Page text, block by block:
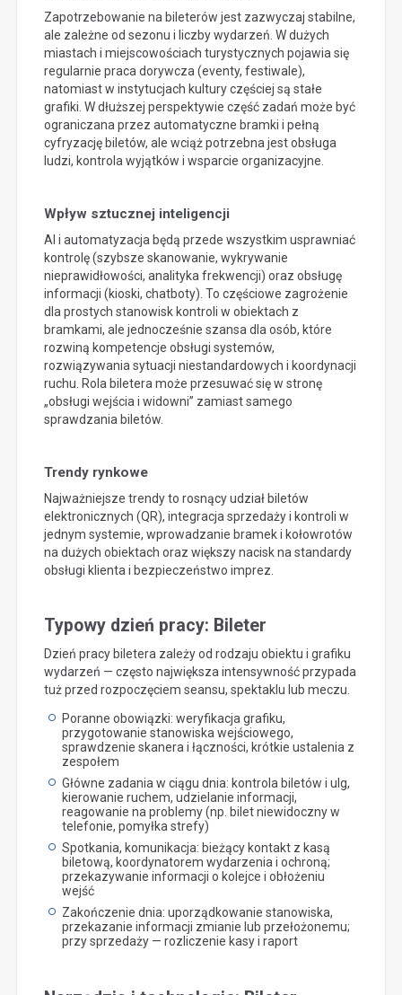
Zapotrzebowanie na bileterów jest zazwyczaj stabilne,
ale zależne od sezonu i liczby wydarzeń. W dużych
miastach i miejscowościach turystycznych pojawia się
regularnie praca dorywcza (eventy, festiwale),
natomiast w instytucjach kultury częściej są stałe
grafiki. W dłuższej perspektywie część zadań może być
ograniczana przez automatyczne bramki i pełną
cyfryzację biletów, ale wciąż potrzebna jest obsługa
ludzi, kontrola wyjątków i wsparcie organizacyjne.
Wpływ sztucznej inteligencji
AI i automatyzacja będą przede wszystkim usprawniać
kontrolę (szybsze skanowanie, wykrywanie
nieprawidłowości, analityka frekwencji) oraz obsługę
informacji (kioski, chatboty). To częściowe zagrożenie
dla prostych stanowisk kontroli w obiektach z
bramkami, ale jednocześnie szansa dla osób, które
rozwiną kompetencje obsługi systemów,
rozwiązywania sytuacji niestandardowych i koordynacji
ruchu. Rola biletera może przesuwać się w stronę
„obsługi wejścia i widowni” zamiast samego
sprawdzania biletów.
Trendy rynkowe
Najważniejsze trendy to rosnący udział biletów
elektronicznych (QR), integracja sprzedaży i kontroli w
jednym systemie, wprowadzanie bramek i kołowrotów
na dużych obiektach oraz większy nacisk na standardy
obsługi klienta i bezpieczeństwo imprez.
Typowy dzień pracy: Bileter
Dzień pracy biletera zależy od rodzaju obiektu i grafiku
wydarzeń — często największa intensywność przypada
tuż przed rozpoczęciem seansu, spektaklu lub meczu.
Poranne obowiązki: weryfikacja grafiku,
przygotowanie stanowiska wejściowego,
sprawdzenie skanera i łączności, krótkie ustalenia z
zespołem
Główne zadania w ciągu dnia: kontrola biletów i ulg,
kierowanie ruchem, udzielanie informacji,
reagowanie na problemy (np. bilet niewidoczny w
telefonie, pomyłka strefy)
Spotkania, komunikacja: bieżący kontakt z kasą
biletową, koordynatorem wydarzenia i ochroną;
przekazywanie informacji o kolejce i obłożeniu
wejść
Zakończenie dnia: uporządkowanie stanowiska,
przekazanie informacji zmianie lub przełożonemu;
przy sprzedaży — rozliczenie kasy i raport